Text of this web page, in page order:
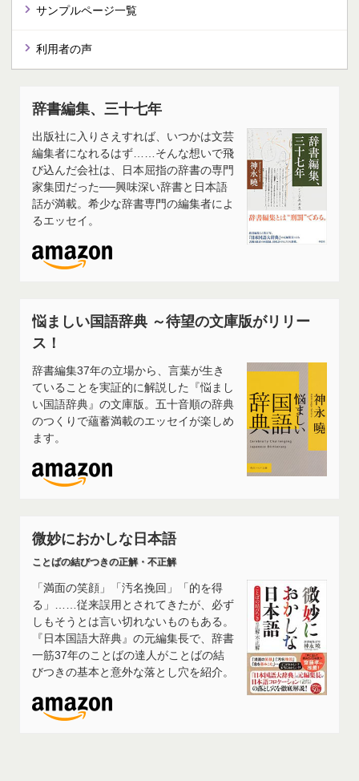
サンプルページ一覧
利用者の声
辞書編集、三十七年
出版社に入りさえすれば、いつかは文芸
編集者になれるはず……そんな想いで飛
び込んだ会社は、日本屈指の辞書の専門
家集団だった──興味深い辞書と日本語
話が満載。希少な辞書専門の編集者によ
るエッセイ。
悩ましい国語辞典 ～待望の文庫版がリリー
ス！
辞書編集37年の立場から、言葉が生き
ていることを実証的に解説した『悩まし
い国語辞典』の文庫版。五十音順の辞典
のつくりで蘊蓄満載のエッセイが楽しめ
ます。
微妙におかしな日本語
ことばの結びつきの正解・不正解
「満面の笑顔」「汚名挽回」「的を得
る」……従来誤用とされてきたが、必ず
しもそうとは言い切れないものもある。
『日本国語大辞典』の元編集長で、辞書
一筋37年のことばの達人がことばの結
びつきの基本と意外な落とし穴を紹介。